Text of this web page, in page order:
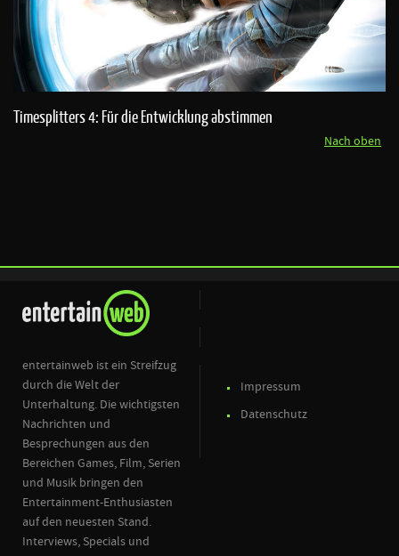
Timesplitters 4: Für die Entwicklung abstimmen
Nach oben
entertainweb ist ein Streifzug
durch die Welt der
Unterhaltung. Die wichtigsten
Nachrichten und
Besprechungen aus den
Bereichen Games, Film, Serien
und Musik bringen den
Entertainment-Enthusiasten
auf den neuesten Stand.
Interviews, Specials und
Impressum
Datenschutz